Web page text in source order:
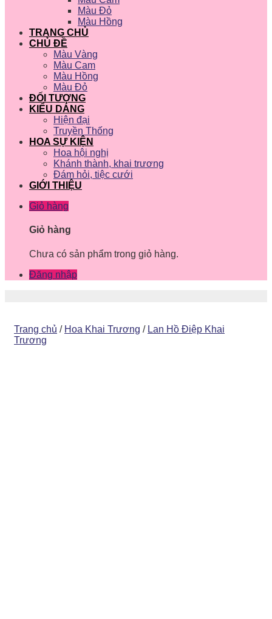
Màu Đỏ
Màu Hồng
TRANG CHỦ
CHỦ ĐỀ
Màu Vàng
Màu Cam
Màu Hồng
Màu Đỏ
ĐỐI TƯỢNG
KIỂU DÁNG
Hiện đại
Truyền Thống
HOA SỰ KIỆN
Hoa hội nghị
Khánh thành, khai trương
Đám hỏi, tiệc cưới
GIỚI THIỆU
Giỏ hàng
Giỏ hàng
Chưa có sản phẩm trong giỏ hàng.
Đăng nhập
Trang chủ / Hoa Khai Trương / Lan Hồ Điệp Khai
Trương